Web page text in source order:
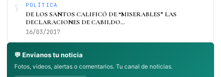
5 POLÍTICA
DE LOS SANTOS CALIFICÓ DE “MISERABLES” LAS
DECLARACIONES DE CABILDO…
16/03/2017
💬 Envianos tu noticia
Fotos, videos, alertas o comentarios. Tu canal de noticias.